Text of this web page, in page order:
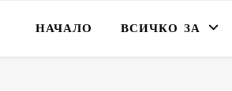
НАЧАЛО ВСИЧКО ЗА